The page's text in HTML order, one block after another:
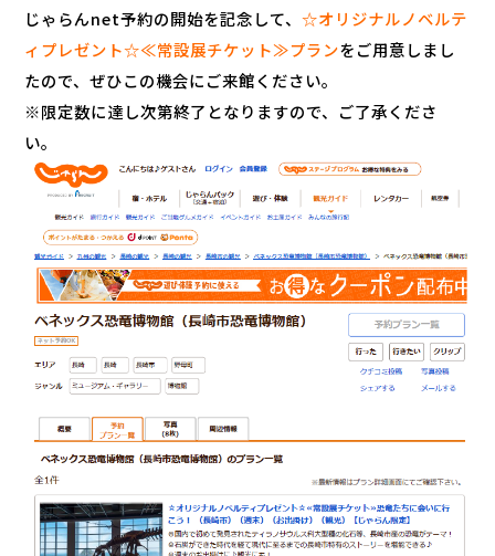
じゃらんnet予約の開始を記念して、☆オリジナルノベルテ
ィプレゼント☆≪常設展チケット≫プランをご用意しまし
たので、ぜひこの機会にご来館ください。
※限定数に達し次第終了となりますので、ご了承くださ
い。